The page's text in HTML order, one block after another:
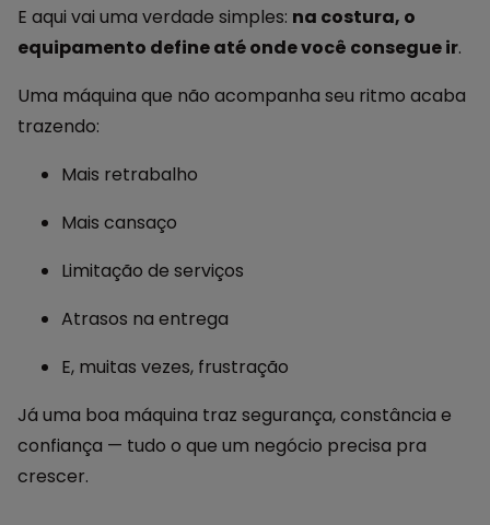
E aqui vai uma verdade simples: na costura, o
equipamento define até onde você consegue ir.
Uma máquina que não acompanha seu ritmo acaba
trazendo:
Mais retrabalho
Mais cansaço
Limitação de serviços
Atrasos na entrega
E, muitas vezes, frustração
Já uma boa máquina traz segurança, constância e
confiança — tudo o que um negócio precisa pra
crescer.